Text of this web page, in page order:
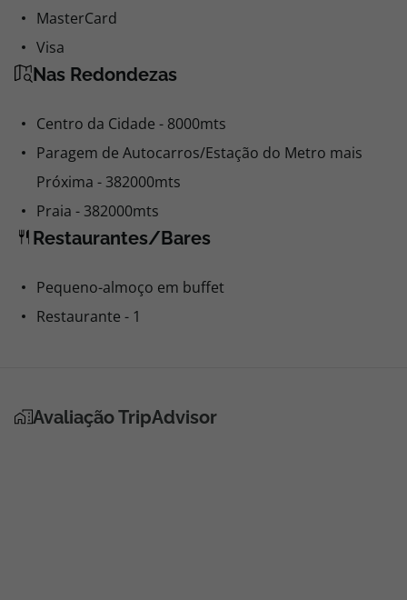
MasterCard
Visa
Nas Redondezas
Centro da Cidade - 8000mts
Paragem de Autocarros/Estação do Metro mais
Próxima - 382000mts
Praia - 382000mts
Restaurantes/Bares
Pequeno-almoço em buffet
Restaurante - 1
Avaliação TripAdvisor